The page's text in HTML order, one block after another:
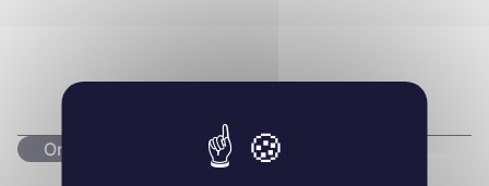
Originalartikel lesen